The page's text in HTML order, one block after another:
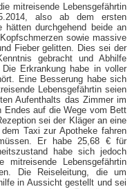
mitreisende Lebensgefährtin
also ab dem ersten
durchgehend beide an
sowie massive
Fieber gelitten. Dies sei der
gebracht und Abhilfe
Erkrankung habe in voller
Eine Besserung habe sich
Lebensgefährtin seien
Aufenthalts das Zimmer im
Endes auf die Wege vom Bett
sei der Kläger an eine
Taxi zur Apotheke fahren
Er habe 25,68 € für
habe sich jedoch
Lebensgefährtin
Die Reiseleitung, die um
in Aussicht gestellt und sei